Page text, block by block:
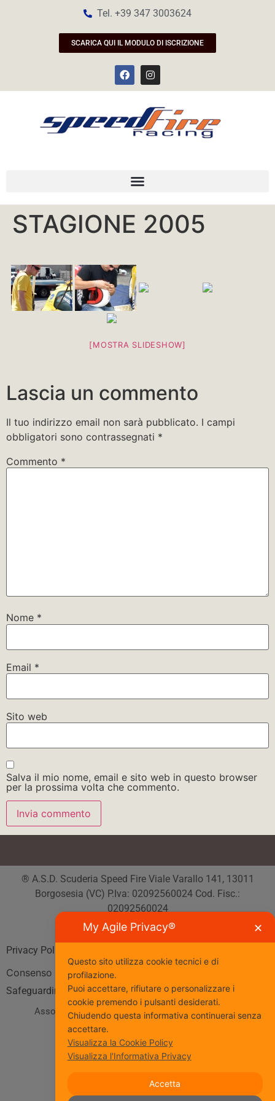
Tel. +39 347 3003624
SCARICA QUI IL MODULO DI ISCRIZIONE
STAGIONE 2005
[MOSTRA SLIDESHOW]
Lascia un commento
Il tuo indirizzo email non sarà pubblicato. I campi
obbligatori sono contrassegnati *
Commento *
Nome *
Email *
Sito web
Salva il mio nome, email e sito web in questo browser
per la prossima volta che commento.
® A.S.D. Scuderia Speed Fire Viale Varallo 141, 13011
Borgosesia (VC) P.Iva: 02092560024 Cod. Fisc.:
02092560024
Tutti i diritti riservati
Privacy Policy
Consenso
Safeguarding
Associazione Sportiva affiliata al Coniwww.coni.it
Seguici
My Agile Privacy® ✕
Questo sito utilizza cookie tecnici e di
profilazione.
Puoi accettare, rifiutare o personalizzare i
cookie premendo i pulsanti desiderati.
Chiudendo questa informativa continuerai senza
accettare.
Visualizza la Cookie Policy
Visualizza l'Informativa Privacy
Accetta